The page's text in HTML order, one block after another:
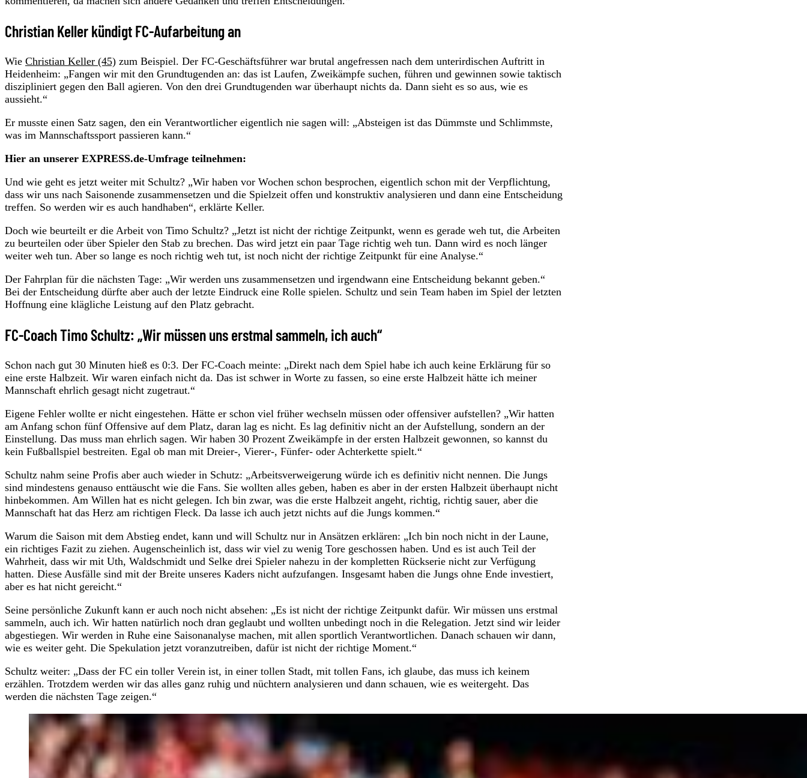
Christian Keller kündigt FC-Aufarbeitung an
Wie Christian Keller (45) zum Beispiel. Der FC-Geschäftsführer war brutal angefressen nach dem unterirdischen Auftritt in
Heidenheim: „Fangen wir mit den Grundtugenden an: das ist Laufen, Zweikämpfe suchen, führen und gewinnen sowie taktisch
diszipliniert gegen den Ball agieren. Von den drei Grundtugenden war überhaupt nichts da. Dann sieht es so aus, wie es
aussieht.“
Er musste einen Satz sagen, den ein Verantwortlicher eigentlich nie sagen will: „Absteigen ist das Dümmste und Schlimmste,
was im Mannschaftssport passieren kann.“
Hier an unserer EXPRESS.de-Umfrage teilnehmen:
Und wie geht es jetzt weiter mit Schultz? „Wir haben vor Wochen schon besprochen, eigentlich schon mit der Verpflichtung,
dass wir uns nach Saisonende zusammensetzen und die Spielzeit offen und konstruktiv analysieren und dann eine Entscheidung
treffen. So werden wir es auch handhaben“, erklärte Keller.
Doch wie beurteilt er die Arbeit von Timo Schultz? „Jetzt ist nicht der richtige Zeitpunkt, wenn es gerade weh tut, die Arbeiten
zu beurteilen oder über Spieler den Stab zu brechen. Das wird jetzt ein paar Tage richtig weh tun. Dann wird es noch länger
weiter weh tun. Aber so lange es noch richtig weh tut, ist noch nicht der richtige Zeitpunkt für eine Analyse.“
Der Fahrplan für die nächsten Tage: „Wir werden uns zusammensetzen und irgendwann eine Entscheidung bekannt geben.“
Bei der Entscheidung dürfte aber auch der letzte Eindruck eine Rolle spielen. Schultz und sein Team haben im Spiel der letzten
Hoffnung eine klägliche Leistung auf den Platz gebracht.
FC-Coach Timo Schultz: „Wir müssen uns erstmal sammeln, ich auch“
Schon nach gut 30 Minuten hieß es 0:3. Der FC-Coach meinte: „Direkt nach dem Spiel habe ich auch keine Erklärung für so
eine erste Halbzeit. Wir waren einfach nicht da. Das ist schwer in Worte zu fassen, so eine erste Halbzeit hätte ich meiner
Mannschaft ehrlich gesagt nicht zugetraut.“
Eigene Fehler wollte er nicht eingestehen. Hätte er schon viel früher wechseln müssen oder offensiver aufstellen? „Wir hatten
am Anfang schon fünf Offensive auf dem Platz, daran lag es nicht. Es lag definitiv nicht an der Aufstellung, sondern an der
Einstellung. Das muss man ehrlich sagen. Wir haben 30 Prozent Zweikämpfe in der ersten Halbzeit gewonnen, so kannst du
kein Fußballspiel bestreiten. Egal ob man mit Dreier-, Vierer-, Fünfer- oder Achterkette spielt.“
Schultz nahm seine Profis aber auch wieder in Schutz: „Arbeitsverweigerung würde ich es definitiv nicht nennen. Die Jungs
sind mindestens genauso enttäuscht wie die Fans. Sie wollten alles geben, haben es aber in der ersten Halbzeit überhaupt nicht
hinbekommen. Am Willen hat es nicht gelegen. Ich bin zwar, was die erste Halbzeit angeht, richtig, richtig sauer, aber die
Mannschaft hat das Herz am richtigen Fleck. Da lasse ich auch jetzt nichts auf die Jungs kommen.“
Warum die Saison mit dem Abstieg endet, kann und will Schultz nur in Ansätzen erklären: „Ich bin noch nicht in der Laune,
ein richtiges Fazit zu ziehen. Augenscheinlich ist, dass wir viel zu wenig Tore geschossen haben. Und es ist auch Teil der
Wahrheit, dass wir mit Uth, Waldschmidt und Selke drei Spieler nahezu in der kompletten Rückserie nicht zur Verfügung
hatten. Diese Ausfälle sind mit der Breite unseres Kaders nicht aufzufangen. Insgesamt haben die Jungs ohne Ende investiert,
aber es hat nicht gereicht.“
Seine persönliche Zukunft kann er auch noch nicht absehen: „Es ist nicht der richtige Zeitpunkt dafür. Wir müssen uns erstmal
sammeln, auch ich. Wir hatten natürlich noch dran geglaubt und wollten unbedingt noch in die Relegation. Jetzt sind wir leider
abgestiegen. Wir werden in Ruhe eine Saisonanalyse machen, mit allen sportlich Verantwortlichen. Danach schauen wir dann,
wie es weiter geht. Die Spekulation jetzt voranzutreiben, dafür ist nicht der richtige Moment.“
Schultz weiter: „Dass der FC ein toller Verein ist, in einer tollen Stadt, mit tollen Fans, ich glaube, das muss ich keinem
erzählen. Trotzdem werden wir das alles ganz ruhig und nüchtern analysieren und dann schauen, wie es weitergeht. Das
werden die nächsten Tage zeigen.“